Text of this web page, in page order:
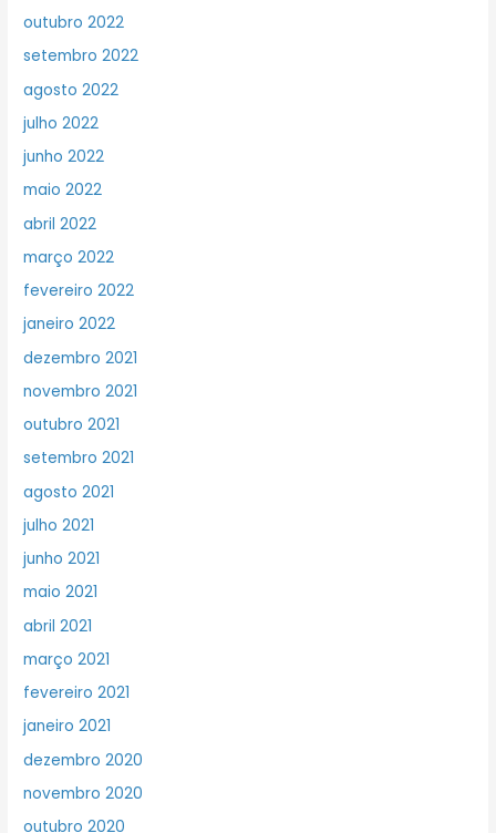
outubro 2022
setembro 2022
agosto 2022
julho 2022
junho 2022
maio 2022
abril 2022
março 2022
fevereiro 2022
janeiro 2022
dezembro 2021
novembro 2021
outubro 2021
setembro 2021
agosto 2021
julho 2021
junho 2021
maio 2021
abril 2021
março 2021
fevereiro 2021
janeiro 2021
dezembro 2020
novembro 2020
outubro 2020